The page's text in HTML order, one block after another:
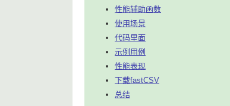
性能辅助函数
使用场景
代码里面
示例用例
性能表现
下载fastCSV
总结